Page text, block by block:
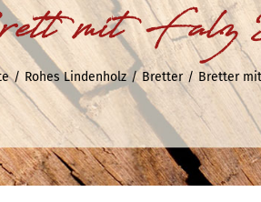
mit Falz
Rohes Lindenholz Bretter Bretter